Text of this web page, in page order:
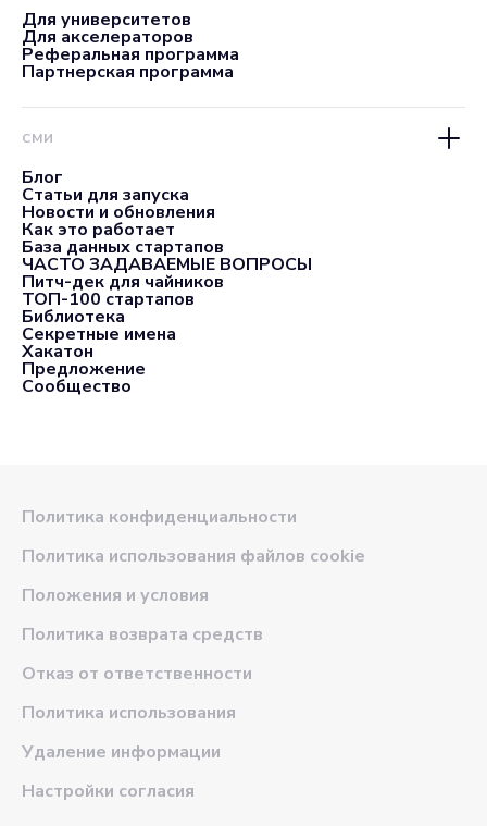
Для университетов
Для акселераторов
Реферальная программа
Партнерская программа
СМИ
Блог
Статьи для запуска
Новости и обновления
Как это работает
База данных стартапов
ЧАСТО ЗАДАВАЕМЫЕ ВОПРОСЫ
Питч-дек для чайников
ТОП-100 стартапов
Библиотека
Секретные имена
Хакатон
Предложение
Сообщество
Политика конфиденциальности
Политика использования файлов cookie
Положения и условия
Политика возврата средств
Отказ от ответственности
Политика использования
Удаление информации
Настройки согласия